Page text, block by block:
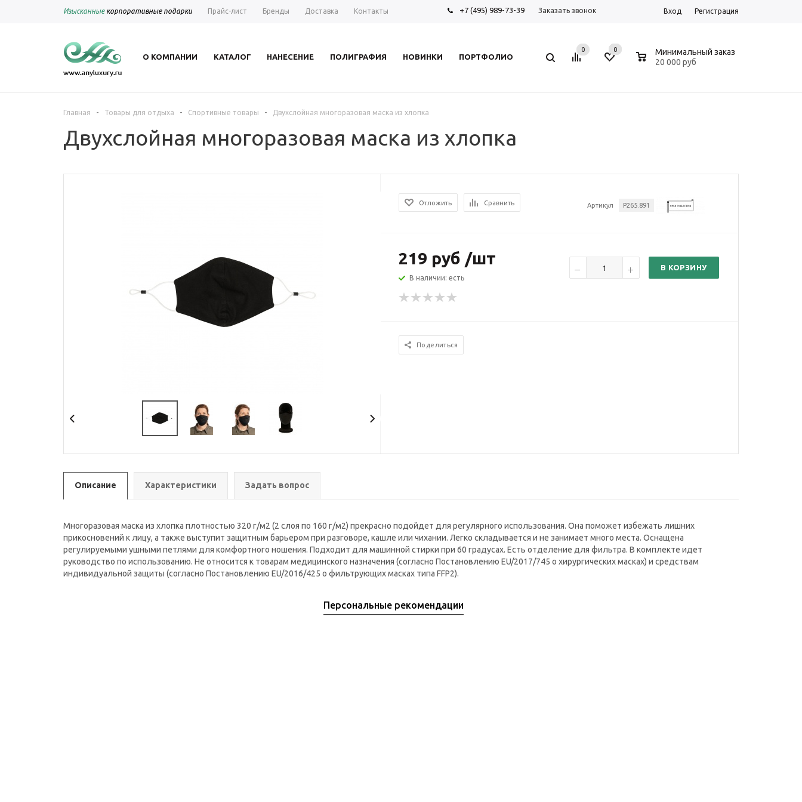
Изысканныекорпоративные подарки Прайс-лист Бренды Доставка Контакты +7 (495) 989-73-39 Заказать звонок Вход Регистрация
О КОМПАНИИ КАТАЛОГ НАНЕСЕНИЕ ПОЛИГРАФИЯ НОВИНКИ ПОРТФОЛИО
0 0
Минимальный заказ
20 000 руб
Главная - Товары для отдыха - Спортивные товары - Двухслойная многоразовая маска из хлопка
Двухслойная многоразовая маска из хлопка
Артикул P265.891
Отложить Сравнить
219 руб /шт
В наличии: есть
В КОРЗИНУ
Поделиться
Описание Характеристики Задать вопрос
Многоразовая маска из хлопка плотностью 320 г/м2 (2 слоя по 160 г/м2) прекрасно подойдет для регулярного использования. Она поможет избежать лишних
прикосновений к лицу, а также выступит защитным барьером при разговоре, кашле или чихании. Легко складывается и не занимает много места. Оснащена
регулируемыми ушными петлями для комфортного ношения. Подходит для машинной стирки при 60 градусах. Есть отделение для фильтра. В комплекте идет
руководство по использованию. Не относится к товарам медицинского назначения (согласно Постановлению EU/2017/745 о хирургических масках) и средствам
индивидуальной защиты (согласно Постановлению EU/2016/425 о фильтрующих масках типа FFP2).
Персональные рекомендации